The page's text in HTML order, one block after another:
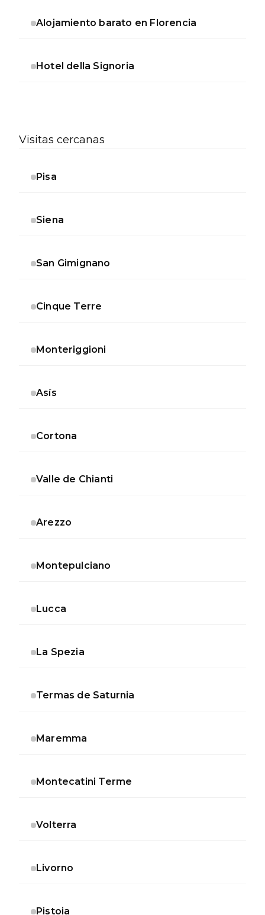
Alojamiento barato en Florencia
Hotel della Signoria
Visitas cercanas
Pisa
Siena
San Gimignano
Cinque Terre
Monteriggioni
Asís
Cortona
Valle de Chianti
Arezzo
Montepulciano
Lucca
La Spezia
Termas de Saturnia
Maremma
Montecatini Terme
Volterra
Livorno
Pistoia